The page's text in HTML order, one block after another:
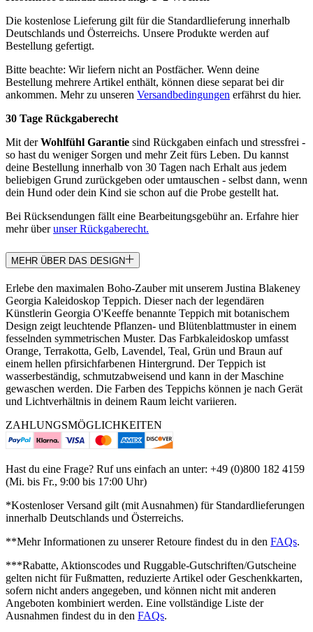
Die kostenlose Lieferung gilt für die Standardlieferung innerhalb
Deutschlands und Österreichs. Unsere Produkte werden auf
Bestellung gefertigt.
Bitte beachte: Wir liefern nicht an Postfächer. Wenn deine
Bestellung mehrere Artikel enthält, können diese separat bei dir
ankommen. Mehr zu unseren Versandbedingungen erfährst du hier.
30 Tage Rückgaberecht
Mit derWohlfühl Garantie sind Rückgaben einfach und stressfrei -
so hast du weniger Sorgen und mehr Zeit fürs Leben. Du kannst
deine Bestellung innerhalb von 30 Tagen nach Erhalt aus jedem
beliebigen Grund zurückgeben oder umtauschen - selbst dann, wenn
dein Hund oder dein Kind sie schon auf die Probe gestellt hat.
Bei Rücksendungen fällt eine Bearbeitungsgebühr an. Erfahre hier
mehr überunser Rückgaberecht.
MEHR ÜBER DAS DESIGN
Erlebe den maximalen Boho-Zauber mit unserem Justina Blakeney
Georgia Kaleidoskop Teppich. Dieser nach der legendären
Künstlerin Georgia O'Keeffe benannte Teppich mit botanischem
Design zeigt leuchtende Pflanzen- und Blütenblattmuster in einem
fesselnden symmetrischen Muster. Das Farbkaleidoskop umfasst
Orange, Terrakotta, Gelb, Lavendel, Teal, Grün und Braun auf
einem hellen pfirsichfarbenen Hintergrund. Der Teppich ist
wasserbeständig, schmutzabweisend und kann in der Maschine
gewaschen werden. Die Farben des Teppichs können je nach Gerät
und Lichtverhältnis in deinem Raum leicht variieren.
ZAHLUNGSMÖGLICHKEITEN
Hast du eine Frage? Ruf uns einfach an unter: +49 (0)800 182 4159
(Mi. bis Fr., 9:00 bis 17:00 Uhr)
*Kostenloser Versand gilt (mit Ausnahmen) für Standardlieferungen
innerhalb Deutschlands und Österreichs.
**Mehr Informationen zu unserer Retoure findest du in den FAQs.
***Rabatte, Aktionscodes und Ruggable-Gutschriften/Gutscheine
gelten nicht für Fußmatten, reduzierte Artikel oder Geschenkkarten,
sofern nicht anders angegeben, und können nicht mit anderen
Angeboten kombiniert werden. Eine vollständige Liste der
Ausnahmen findest du in den FAQs.